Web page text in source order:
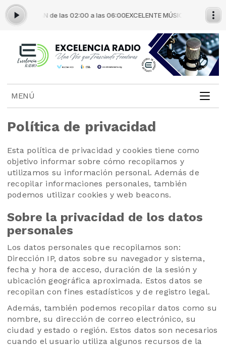
JONATÁN de las 02:00 a las 06:00EXCELENTE MÚSICA con
MENÚ
Política de privacidad
Esta política de privacidad y cookies tiene como
objetivo informar sobre cómo recopilamos y
utilizamos su información personal. Además de
recopilar informaciones personales, también
podemos utilizar cookies y web beacons.
Sobre la privacidad de los datos
personales
Los datos personales que recopilamos son:
Dirección IP, datos sobre su navegador y sistema,
fecha y hora de acceso, duración de la sesión y
ubicación geográfica aproximada. Estos datos se
recopilan con fines estadísticos y de registro legal.
Además, también podemos recopilar datos como su
nombre, su dirección de correo electrónico, su
ciudad y estado o región. Estos datos son necesarios
cuando el usuario utiliza algunos recursos de la